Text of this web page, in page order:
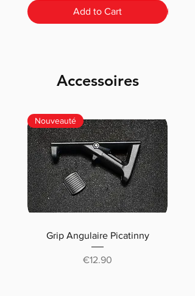
Add to Cart
Accessoires
Nouveauté
Grip Angulaire Picatinny
Price
€12.90